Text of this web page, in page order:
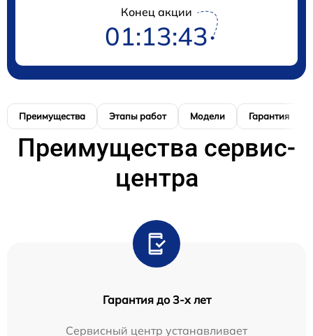
Конец акции
01:13:43
Преимущества Этапы работ Модели Гарантия
Преимущества сервис-
центра
Гарантия до 3-х лет
Сервисный центр устанавливает